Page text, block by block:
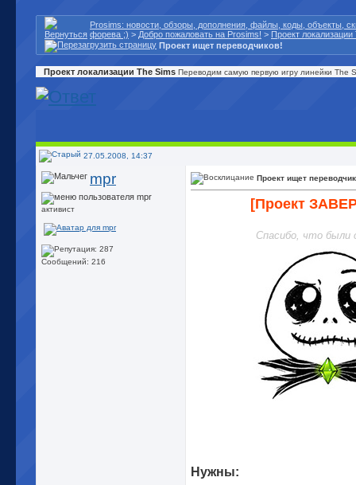
Prosims: новости, обзоры, дополнения, файлы, коды, объекты,
форева ;) > Добро пожаловать на Prosims! > Проект локализации
Проект ищет переводчиков!
Проект локализации The Sims Переводим самую первую игру линейки The
27.05.2008, 14:37
mpr
активист
Сообщений: 216
Проект ищет
[Проект
Спасибо, что были
Нужны: